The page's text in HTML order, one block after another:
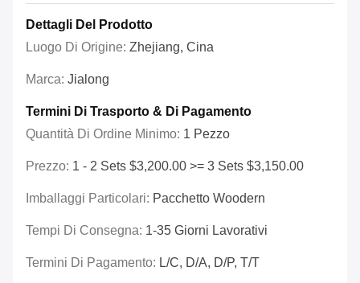
Dettagli Del Prodotto
Luogo Di Origine: Zhejiang, Cina
Marca: Jialong
Termini Di Trasporto & Di Pagamento
Quantità Di Ordine Minimo: 1 Pezzo
Prezzo: 1 - 2 Sets $3,200.00 >= 3 Sets $3,150.00
Imballaggi Particolari: Pacchetto Woodern
Tempi Di Consegna: 1-35 Giorni Lavorativi
Termini Di Pagamento: L/C, D/A, D/P, T/T